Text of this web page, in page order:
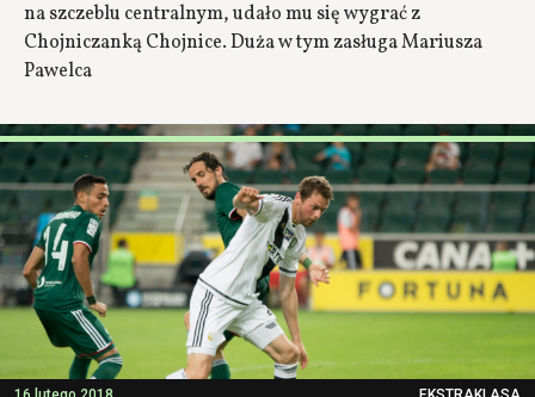
na szczeblu centralnym, udało mu się wygrać z
Chojniczanką Chojnice. Duża w tym zasługa Mariusza
Pawelca